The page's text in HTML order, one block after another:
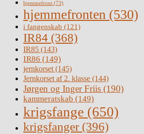
hjemmefront (73)
hjemmefronten (530)
i fangenskab (121)
IR84 (368)
IR85 (143)
IR86 (149)
jernkorset(145)
Jernkorset af 2. klasse (144)
Jørgen og Inger Friis (190)
kammeratskab (149)
krigsfange (650)
krigsfanger (396)